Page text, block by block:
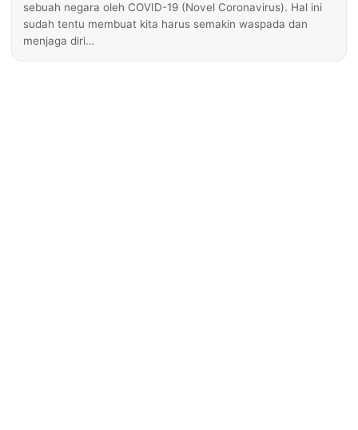
sebuah negara oleh COVID-19 (Novel Coronavirus). Hal ini
sudah tentu membuat kita harus semakin waspada dan
menjaga diri…